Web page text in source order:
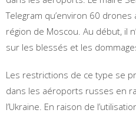
Telegram qu’environ 60
région de Moscou. Au début, il
sur les blessés et les
Les restrictions de ce type se
dans les aéroports russes en
l’Ukraine. En raison de